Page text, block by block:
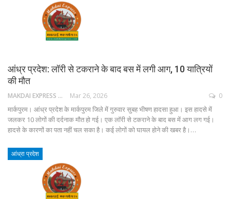
आंध्र प्रदेश: लॉरी से टकराने के बाद बस में लगी आग, 10 यात्रियों
की मौत
MAKDAI EXPRESS 24 Mar 26, 2026 0
मार्कपुरम। आंध्र प्रदेश के मार्कपुरम जिले में गुरुवार सुबह भीषण हादसा हुआ। इस हादसे में
जलकर 10 लोगों की दर्दनाक मौत हो गई। एक लॉरी से टकराने के बाद बस में आग लग गई।
हादसे के कारणों का पता नहीं चल सका है। कई लोगों को घायल होने की खबर है।…
आंध्रा प्रदेश